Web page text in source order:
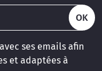
OK
ses emails afin
et adaptées à